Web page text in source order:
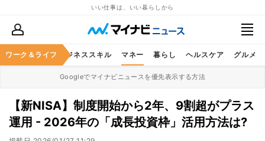
いい仕事は、いい暮らしから
ワーク＆ライフ
キャリア ビジネススキル マネー 暮らし ヘルスケア グルメ
Googleでマイナビニュースを優先表示する方法
【新NISA】制度開始から2年、9割超がプラス
運用 - 2026年の「成長投資枠」活用方法は?